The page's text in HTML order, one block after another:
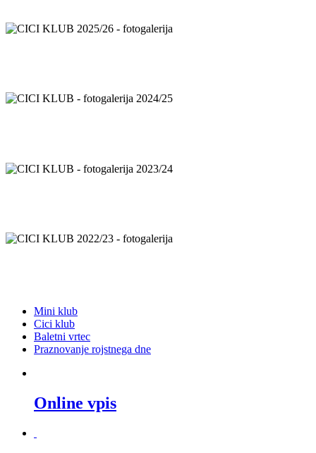
Mini klub
Cici klub
Baletni vrtec
Praznovanje rojstnega dne
Online vpis